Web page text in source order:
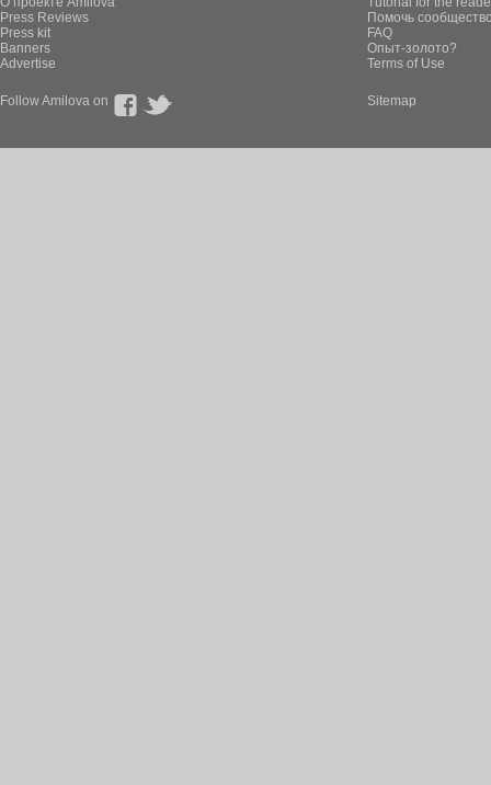
Press Reviews
Press kit
Banners
Advertise
Помочь
FAQ
Опыт-золото?
Terms of Use
Follow Amilova on Sitemap